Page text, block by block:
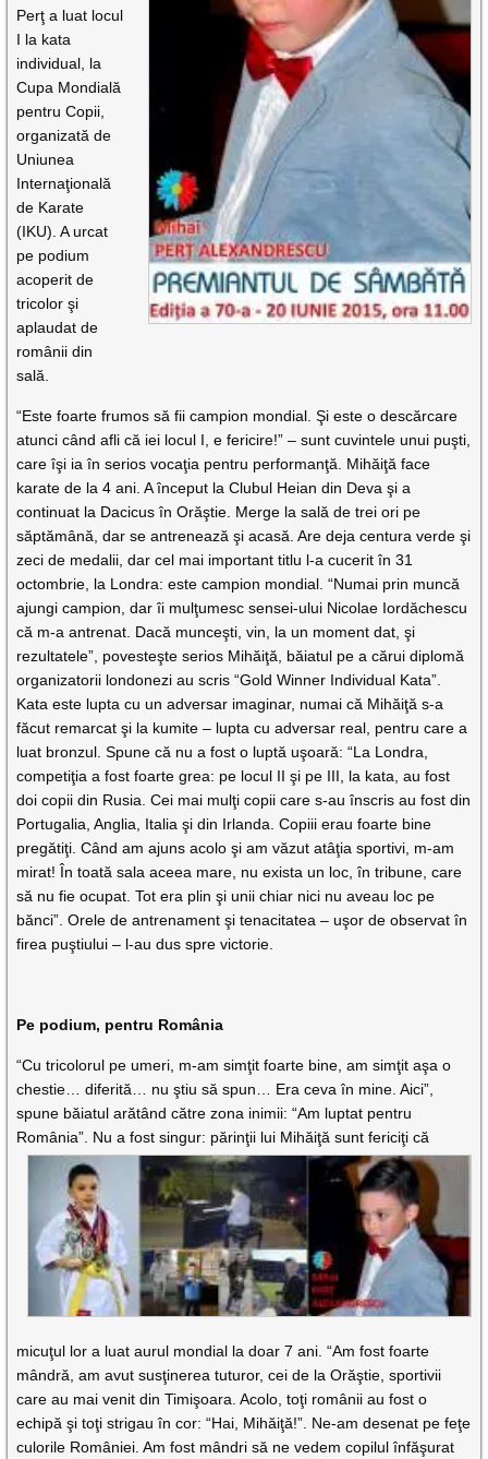
Perţ a luat locul
I la kata
individual, la
Cupa Mondială
pentru Copii,
organizată de
Uniunea
Internaţională
de Karate
(IKU). A urcat
pe podium
acoperit de
tricolor şi
aplaudat de
românii din
sală.
“Este foarte frumos să fii campion mondial. Şi este o descărcare
atunci când afli că iei locul I, e fericire!” – sunt cuvintele unui puşti,
care îşi ia în serios vocaţia pentru performanţă. Mihăiţă face
karate de la 4 ani. A început la Clubul Heian din Deva şi a
continuat la Dacicus în Orăştie. Merge la sală de trei ori pe
săptămână, dar se antrenează şi acasă. Are deja centura verde şi
zeci de medalii, dar cel mai important titlu l-a cucerit în 31
octombrie, la Londra: este campion mondial. “Numai prin muncă
ajungi campion, dar îi mulţumesc sensei-ului Nicolae Iordăchescu
că m-a antrenat. Dacă munceşti, vin, la un moment dat, şi
rezultatele”, povesteşte serios Mihăiţă, băiatul pe a cărui diplomă
organizatorii londonezi au scris “Gold Winner Individual Kata”.
Kata este lupta cu un adversar imaginar, numai că Mihăiţă s-a
făcut remarcat şi la kumite – lupta cu adversar real, pentru care a
luat bronzul. Spune că nu a fost o luptă uşoară: “La Londra,
competiţia a fost foarte grea: pe locul II şi pe III, la kata, au fost
doi copii din Rusia. Cei mai mulţi copii care s-au înscris au fost din
Portugalia, Anglia, Italia şi din Irlanda. Copiii erau foarte bine
pregătiţi. Când am ajuns acolo şi am văzut atâţia sportivi, m-am
mirat! În toată sala aceea mare, nu exista un loc, în tribune, care
să nu fie ocupat. Tot era plin şi unii chiar nici nu aveau loc pe
bănci”. Orele de antrenament şi tenacitatea – uşor de observat în
firea puştiului – l-au dus spre victorie.
Pe podium, pentru România
“Cu tricolorul pe umeri, m-am simţit foarte bine, am simţit aşa o
chestie… diferită… nu ştiu să spun… Era ceva în mine. Aici”,
spune băiatul arătând către zona inimii: “Am luptat pentru
România”. Nu a fostsingur: părinţii lui Mihăiţă sunt fericiţi că
micuţul lor a luat aurul mondial la doar 7 ani. “Am fost foarte
mândră, am avut susţinerea tuturor, cei de la Orăştie, sportivii
care au mai venit din Timişoara. Acolo, toţi românii au fost o
echipă şi toţi strigau în cor: “Hai, Mihăiţă!”. Ne-am desenat pe feţe
culorile României. Am fost mândri să ne vedem copilul înfăşurat